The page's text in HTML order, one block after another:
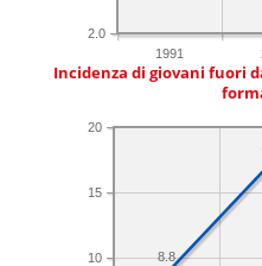
1991
2.0
Incidenza di giovani fuori
10
15
20
8.8